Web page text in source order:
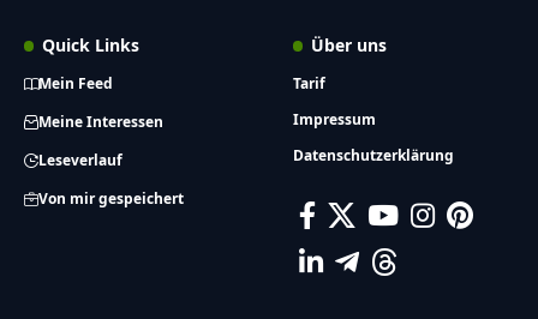
Quick Links
Mein Feed
Meine Interessen
Leseverlauf
Von mir gespeichert
Über uns
Tarif
Impressum
Datenschutzerklärung